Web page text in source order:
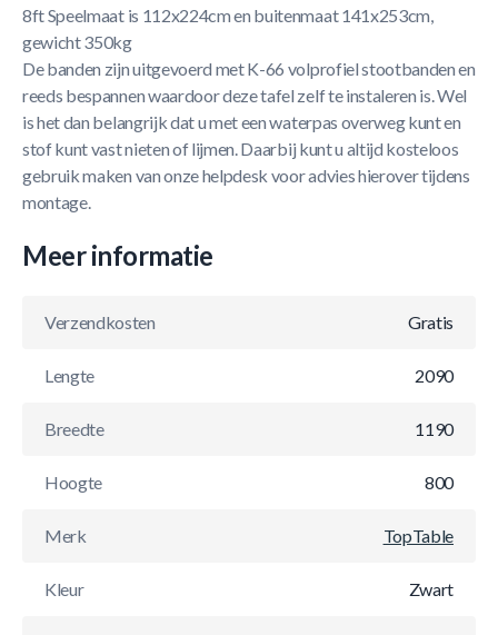
8ft Speelmaat is 112x224cm en buitenmaat 141x253cm,
gewicht 350kg
De banden zijn uitgevoerd met K-66 volprofiel stootbanden en
reeds bespannen waardoor deze tafel zelf te instaleren is. Wel
is het dan belangrijk dat u met een waterpas overweg kunt en
stof kunt vast nieten of lijmen. Daarbij kunt u altijd kosteloos
gebruik maken van onze helpdesk voor advies hierover tijdens
montage.
Meer informatie
Verzendkosten Gratis
Lengte 2090
Breedte 1190
Hoogte 800
Merk TopTable
Kleur Zwart